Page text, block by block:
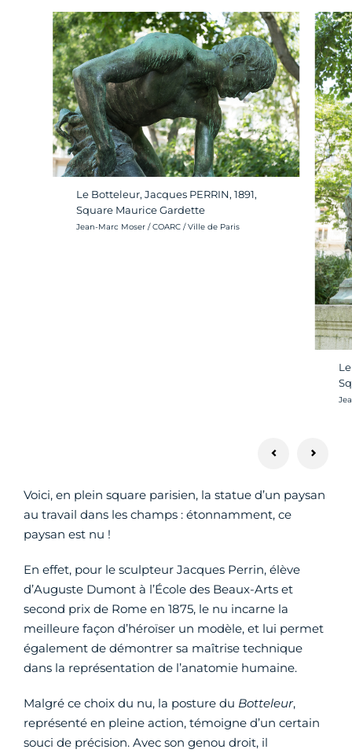
Le Botteleur, Jacques PERRIN, 1891,
Square Maurice Gardette
Crédit photo :
Jean-Marc Moser / COARC / Ville de Paris
Voici, en plein square parisien, la statue d’un paysan
au travail dans les champs : étonnamment, ce
paysan est nu !
En effet, pour le sculpteur Jacques Perrin, élève
d’Auguste Dumont à l’École des Beaux-Arts et
second prix de Rome en 1875, le nu incarne la
meilleure façon d’héroïser un modèle, et lui permet
également de démontrer sa maîtrise technique
dans la représentation de l’anatomie humaine.
Malgré ce choix du nu, la posture du Botteleur,
représenté en pleine action, témoigne d’un certain
souci de précision. Avec son genou droit, il